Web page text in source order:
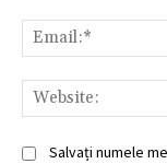
Salvați numele